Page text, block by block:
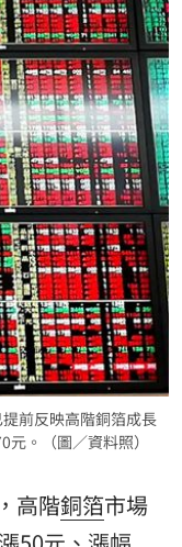
前反映高階銅箔成長
。（圖／資料照）
高階銅箔市場